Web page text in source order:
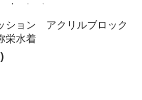
ション アクリルブロック
栄水着